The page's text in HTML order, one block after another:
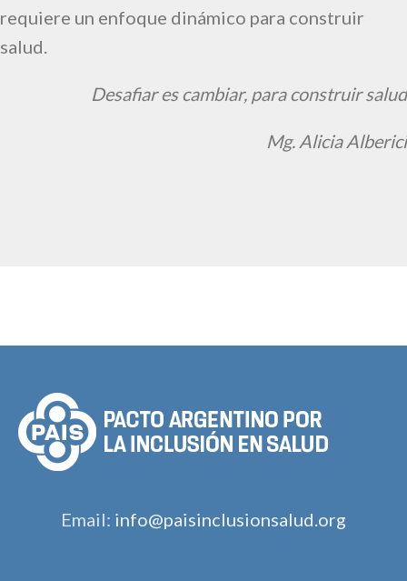
requiere un enfoque dinámico para construir
salud.
Desafiar es cambiar, para construir salud
Mg. Alicia Alberici
Email: info@paisinclusionsalud.org